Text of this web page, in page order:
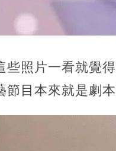
些照片一看就覺
節目本來就是劇